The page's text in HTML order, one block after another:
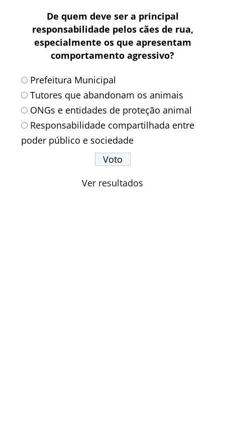
De quem deve ser a principal
responsabilidade pelos cães de rua,
especialmente os que apresentam
comportamento agressivo?
Prefeitura Municipal
Tutores que abandonam os animais
ONGs e entidades de proteção animal
Responsabilidade compartilhada entre
poder público e sociedade
Ver resultados